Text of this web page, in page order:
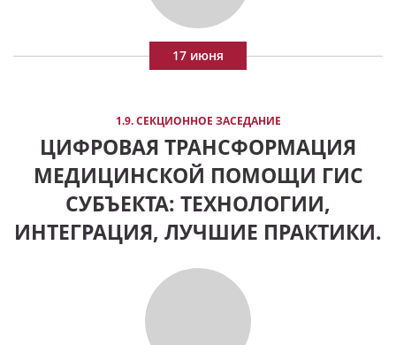
17 июня
1.9. СЕКЦИОННОЕ ЗАСЕДАНИЕ
ЦИФРОВАЯ ТРАНСФОРМАЦИЯ
МЕДИЦИНСКОЙ ПОМОЩИ ГИС
СУБЪЕКТА: ТЕХНОЛОГИИ,
ИНТЕГРАЦИЯ, ЛУЧШИЕ ПРАКТИКИ.